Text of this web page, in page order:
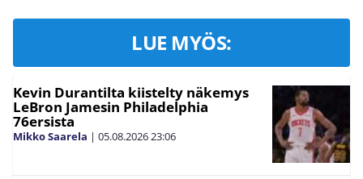
LUE MYÖS:
Kevin Durantilta kiistelty näkemys
LeBron Jamesin Philadelphia
76ersista
Mikko Saarela | 05.08.2026 23:06